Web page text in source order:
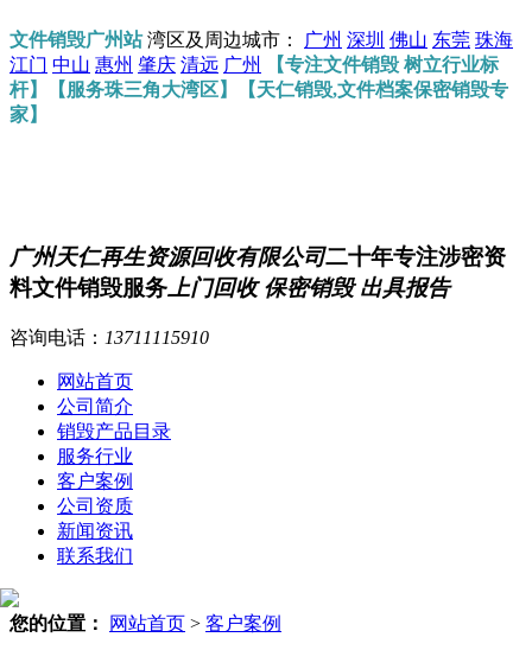
文件销毁广州站湾区及周边城市： 广州 深圳 佛山 东莞 珠海
江门 中山 惠州 肇庆 清远 广州
【专注文件销毁 树立行业标
杆】【服务珠三角大湾区】【天仁销毁,文件档案保密销毁专
家】
广州天仁再生资源回收有限公司二十年专注涉密资
料文件销毁服务 上门回收 保密销毁 出具报告
咨询电话： 13711115910
网站首页
公司简介
销毁产品目录
服务行业
客户案例
公司资质
新闻资讯
联系我们
您的位置： 网站首页 > 客户案例